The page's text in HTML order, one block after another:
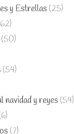
y Estrellas (25)
(50)
(54)
navidad y reyes (54)
(7)